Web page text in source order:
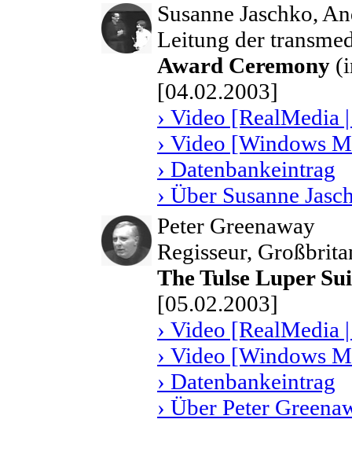
Susanne Jaschko,
Leitung der
Award Ceremony
[04.02.2003]
› Video [RealMedia
› Video [Windows
› Datenbankeintrag
› Über Susanne
Peter Greenaway
Regisseur,
The Tulse Luper
[05.02.2003]
› Video [RealMedia
› Video [Windows
› Datenbankeintrag
› Über Peter